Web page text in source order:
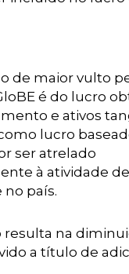
de maior vulto
é do lucro
e ativos
lucro
ser atrelado
à atividade
país.
resulta na
a título de